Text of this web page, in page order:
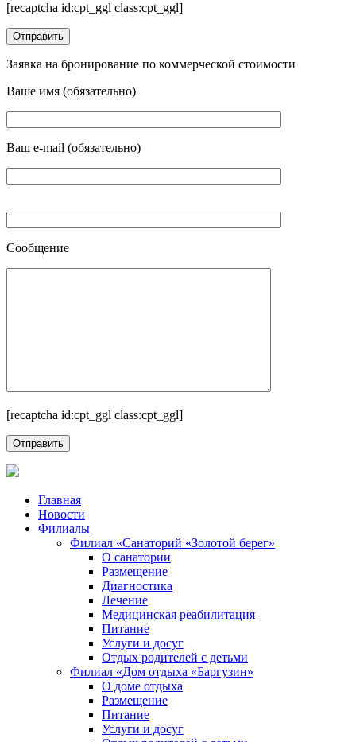
[recaptcha id:cpt_ggl class:cpt_ggl]
Заявка на бронирование по коммерческой стоимости
Ваше имя (обязательно)
Ваш e-mail (обязательно)
Сообщение
[recaptcha id:cpt_ggl class:cpt_ggl]
Главная
Новости
Филиалы
Филиал «Санаторий «Золотой берег»
О санатории
Размещение
Диагностика
Лечение
Медицинская реабилитация
Питание
Услуги и досуг
Отдых родителей с детьми
Филиал «Дом отдыха «Баргузин»
О доме отдыха
Размещение
Питание
Услуги и досуг